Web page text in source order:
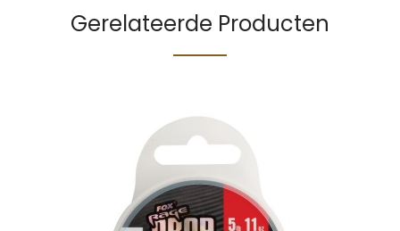
Gerelateerde Producten